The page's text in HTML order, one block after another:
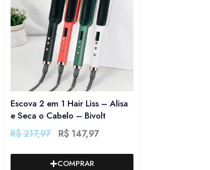
Escova 2 em 1 Hair Liss – Alisa
e Seca o Cabelo – Bivolt
R$217,97 R$ 147,97
COMPRAR